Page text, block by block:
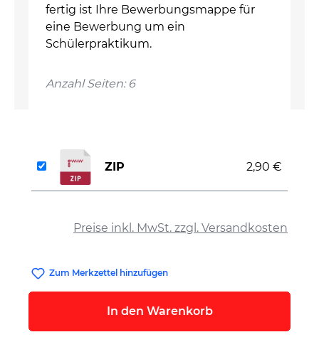
fertig ist Ihre Bewerbungsmappe für
eine Bewerbung um ein
Schülerpraktikum.
Anzahl Seiten: 6
Preise inkl. MwSt. zzgl. Versandkosten
ZIP 2,90 €
Zum Merkzettel hinzufügen
In den Warenkorb